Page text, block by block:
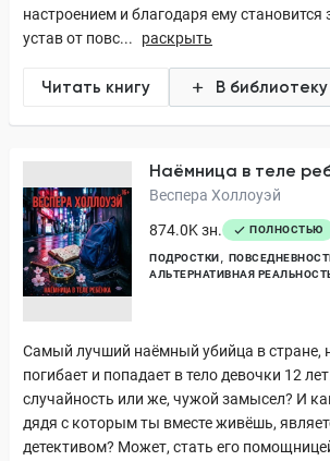
настроением и благодаря ему
устав от повс...
раскрыть
Читать книгу В библиотеку
Наёмница в теле
Веспера Холлоуэй
874.0K зн.
ПОЛНОСТЬЮ
ПОДРОСТКИ
АЛЬТЕРНАТИВНАЯ
Самый лучший наёмный убийца в стране,
погибает и попадает в тело девочки 12
случайность или же, чужой замысел? И
дядя с которым ты вместе живёшь,
детективом? Может, стать его